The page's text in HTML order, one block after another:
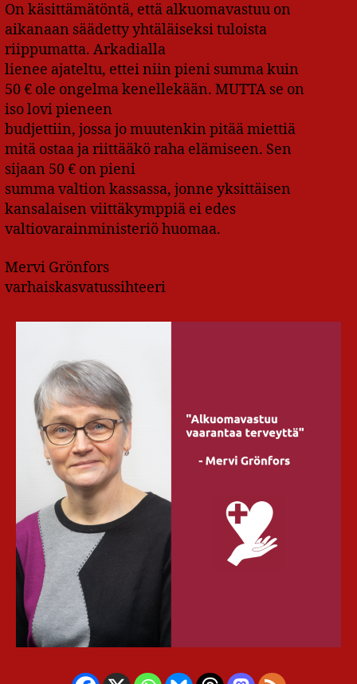
On käsittämätöntä, että alkuomavastuu on
aikanaan säädetty yhtäläiseksi tuloista
riippumatta. Arkadialla
lienee ajateltu, ettei niin pieni summa kuin
50 € ole ongelma kenellekään. MUTTA se on
iso lovi pieneen
budjettiin, jossa jo muutenkin pitää miettiä
mitä ostaa ja riittääkö raha elämiseen. Sen
sijaan 50 € on pieni
summa valtion kassassa, jonne yksittäisen
kansalaisen viittäkymppiä ei edes
valtiovarainministeriö huomaa.
Mervi Grönfors
varhaiskasvatussihteeri